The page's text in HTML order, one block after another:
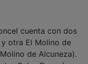
otra El Molino de
de Alcuneza).
Soles Repsol